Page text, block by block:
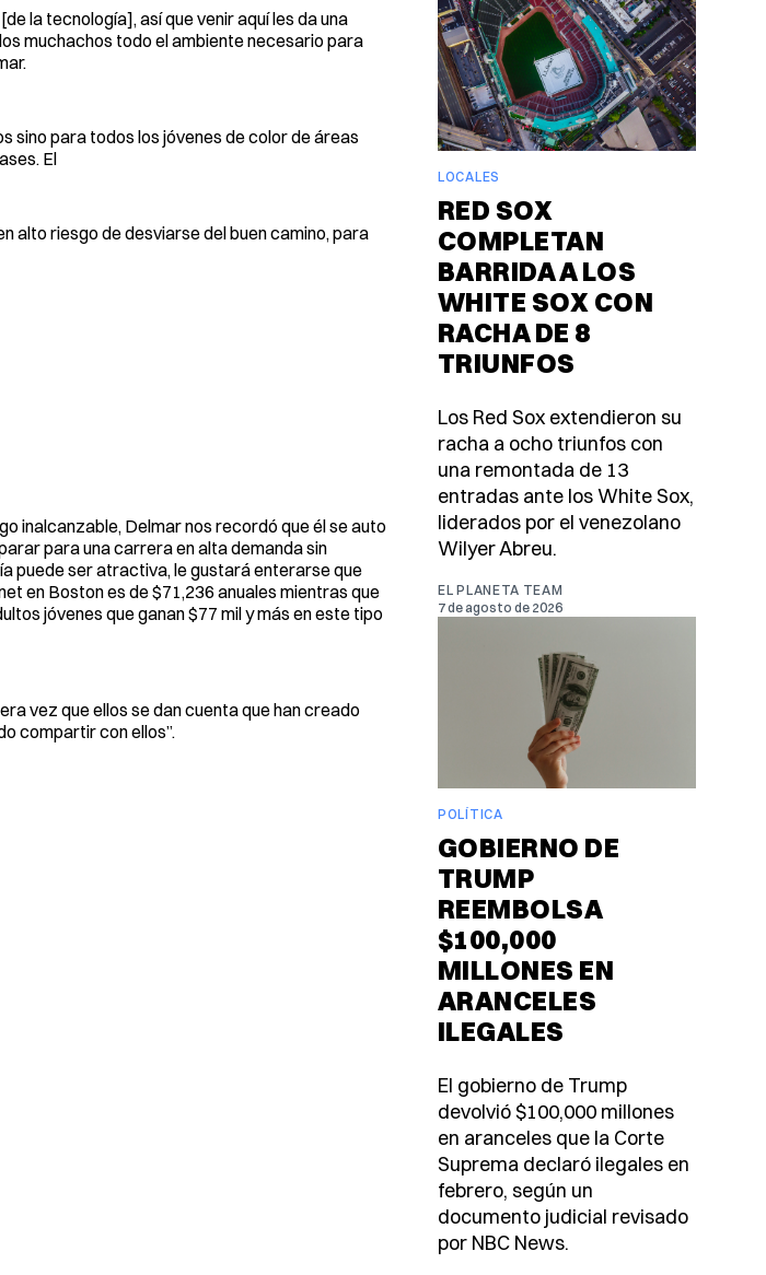
la tecnología], así que venir aquí les da una
muchachos todo el ambiente necesario para
sino para todos los jóvenes de color de áreas
El
alto riesgo de desviarse del buen camino, para
inalcanzable, Delmar nos recordó que él se auto
para una carrera en alta demanda sin
puede ser atractiva, le gustará enterarse que
en Boston es de $71,236 anuales mientras que
jóvenes que ganan $77 mil y más en este tipo
vez que ellos se dan cuenta que han creado
compartir con ellos”.
LOCALES
RED SOX
COMPLETAN
BARRIDA A LOS
WHITE SOX CON
RACHA DE 8
TRIUNFOS
Los Red Sox extendieron su
racha a ocho triunfos con
una remontada de 13
entradas ante los White Sox,
liderados por el venezolano
Wilyer Abreu.
EL PLANETA TEAM
7 de agosto de 2026
POLÍTICA
GOBIERNO DE
TRUMP
REEMBOLSA
$100,000
MILLONES EN
ARANCELES
ILEGALES
El gobierno de Trump
devolvió $100,000 millones
en aranceles que la Corte
Suprema declaró ilegales en
febrero, según un
documento judicial revisado
por NBC News.